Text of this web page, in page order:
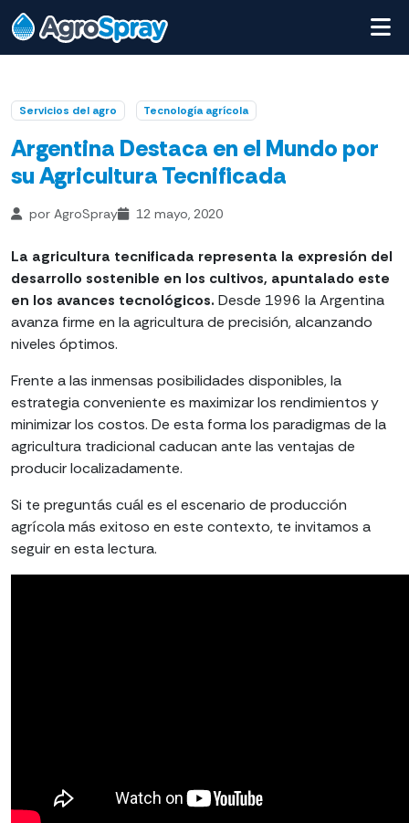
Servicios del agro Tecnología agrícola
Argentina Destaca en el Mundo por
su Agricultura Tecnificada
por AgroSpray 12 mayo, 2020
La agricultura tecnificada representa la expresión del
desarrollo sostenible en los cultivos, apuntalado este
en los avances tecnológicos. Desde 1996 la Argentina
avanza firme en la agricultura de precisión, alcanzando
niveles óptimos.
Frente a las inmensas posibilidades disponibles, la
estrategia conveniente es maximizar los rendimientos y
minimizar los costos. De esta forma los paradigmas de la
agricultura tradicional caducan ante las ventajas de
producir localizadamente.
Si te preguntás cuál es el escenario de producción
agrícola más exitoso en este contexto, te invitamos a
seguir en esta lectura.